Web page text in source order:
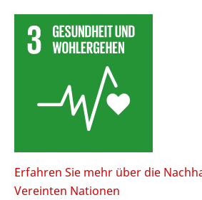
Erfahren Sie mehr über die
Vereinten Nationen